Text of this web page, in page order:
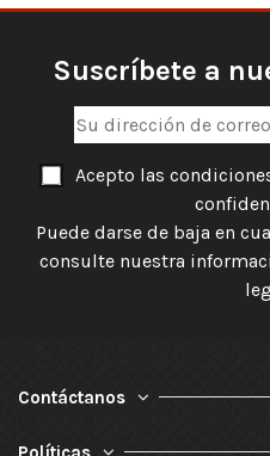
Suscríbete a
Acepto las
Puede darse de baja en
consulte nuestra
Contáctanos